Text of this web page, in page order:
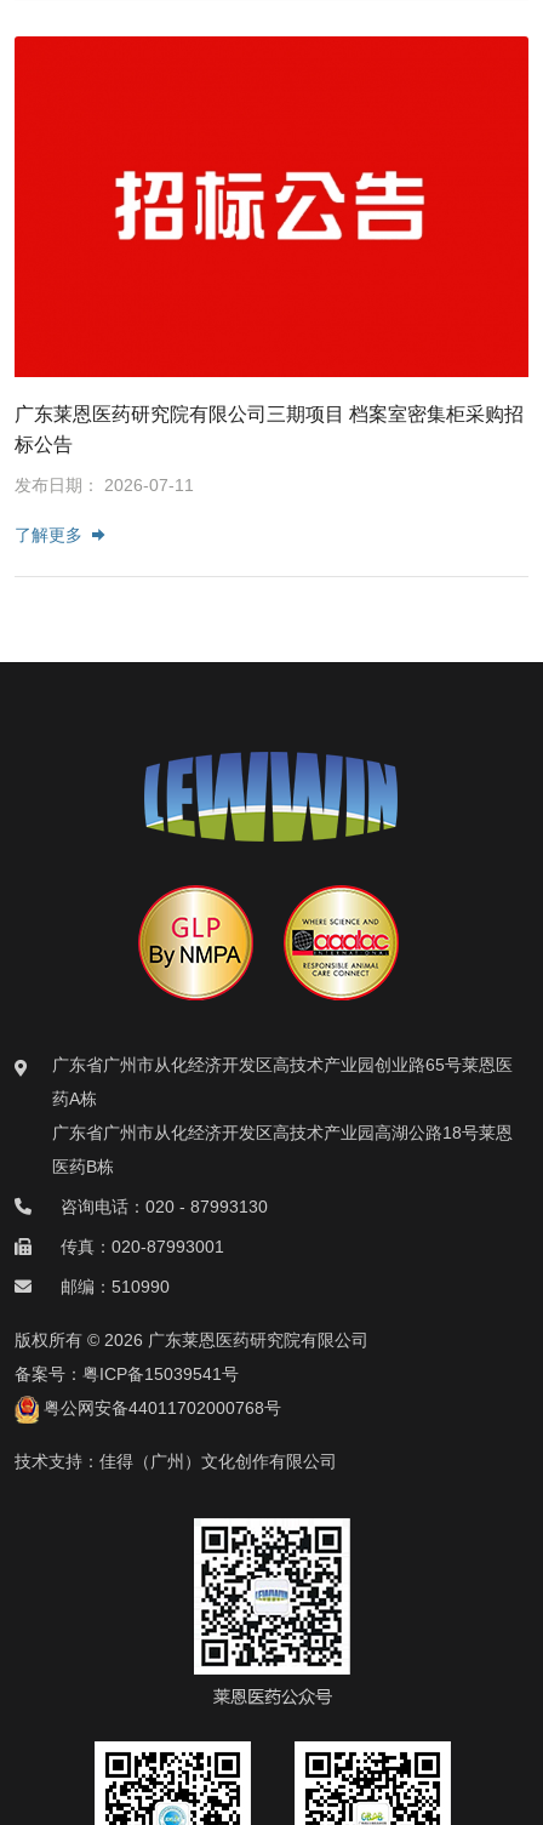
广东莱恩医药研究院有限公司三期项目 档案室密集柜采购招
标公告
发布日期： 2026-07-11
了解更多
广东省广州市从化经济开发区高技术产业园创业路65号莱恩医
药A栋
广东省广州市从化经济开发区高技术产业园高湖公路18号莱恩
医药B栋
咨询电话：020 - 87993130
传真：020-87993001
邮编：510990
版权所有 © 2026 广东莱恩医药研究院有限公司
备案号： 粤ICP备15039541号
粤公网安备44011702000768号
技术支持： 佳得（广州）文化创作有限公司